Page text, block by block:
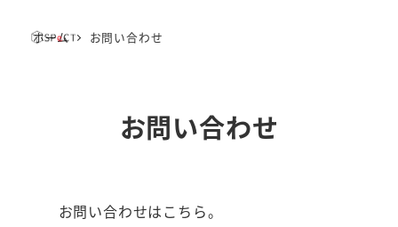
ホーム お問い合わせ
お問い合わせ
お問い合わせはこちら。